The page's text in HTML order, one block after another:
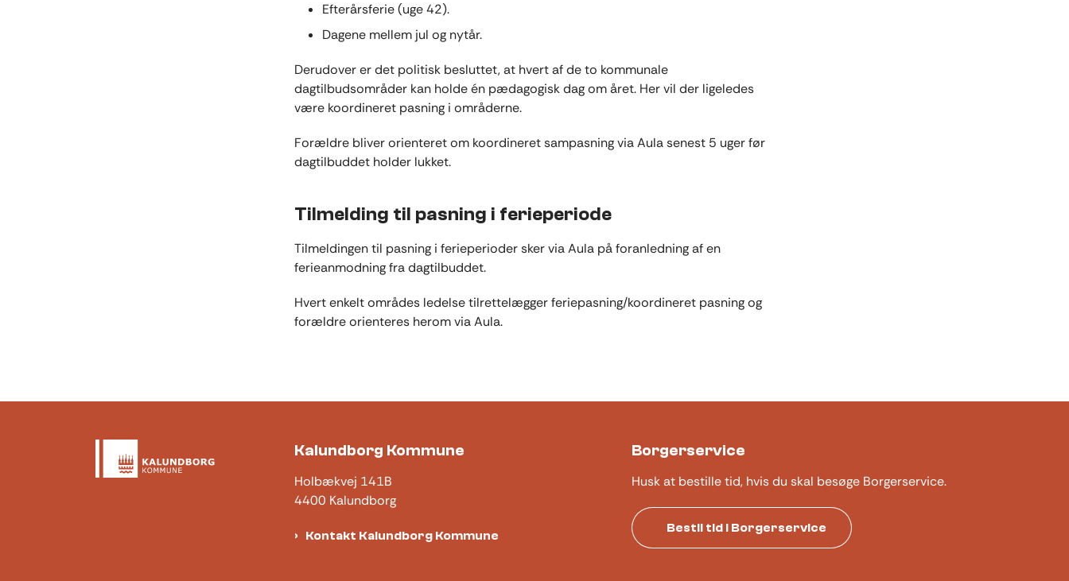
Efterårsferie (uge 42).
Dagene mellem jul og nytår.
Derudover er det politisk besluttet, at hvert af de to kommunale
dagtilbudsområder kan holde én pædagogisk dag om året. Her vil der ligeledes
være koordineret pasning i områderne.
Forældre bliver orienteret om koordineret sampasning via Aula senest 5 uger før
dagtilbuddet holder lukket.
Tilmelding til pasning i ferieperiode
Tilmeldingen til pasning i ferieperioder sker via Aula på foranledning af en
ferieanmodning fra dagtilbuddet.
Hvert enkelt områdes ledelse tilrettelægger feriepasning/koordineret pasning og
forældre orienteres herom via Aula.
Kalundborg Kommune
Holbækvej 141B
4400 Kalundborg
Kontakt Kalundborg Kommune
Borgerservice
Husk at bestille tid, hvis du skal besøge Borgerservice.
Bestil tid i Borgerservice